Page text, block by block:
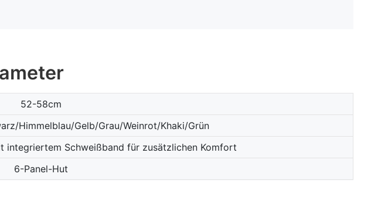
52-58cm
Himmelblau/Gelb/Grau/Weinrot/Khaki/Grün
integriertem Schweißband für zusätzlichen Komfort
6-Panel-Hut